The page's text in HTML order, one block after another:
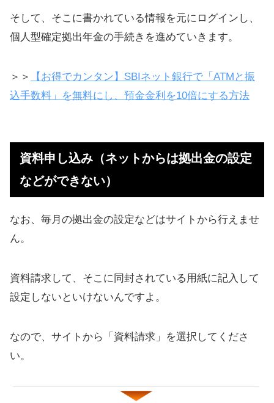
2018年に「ｅＭＡＸＩＳ」は積立終
了
年の実績も
2018年に「大和－iFree」も積立終了
期待（長期視点で）
口座管理手数料を気にしよう
関連記事
長期・積み立て投資のおさらい
現金化したうえで遺族の指定口座へ
振り込まれます
だよ
（お金の試算など）
そして、そこに書かれている情報を元にログインし、
個人型確定拠出年金の手続きを進めていきます。
＞＞
【お得でカンタン】SBIネット銀行で「ATMと振
込手数料」を無料にし、預金金利を10倍にする方法
資料申し込み（ネットからは拠出金の設定
などができない）
なお、毎月の拠出金の設定などはサイトから行えませ
ん。
資料請求して、そこに同封されている用紙に記入して
設定しないといけないんですよ。
なので、サイトから「資料請求」を選択してくださ
い。